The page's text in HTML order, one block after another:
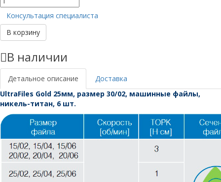
товара
UltraFiles
Gold
25мм,
30/02
Консультация специалиста
В корзину
В наличии
Детальное описание
Доставка
UltraFiles Gold 25мм, размер 30/02, машинные файлы,
никель-титан, 6 шт.